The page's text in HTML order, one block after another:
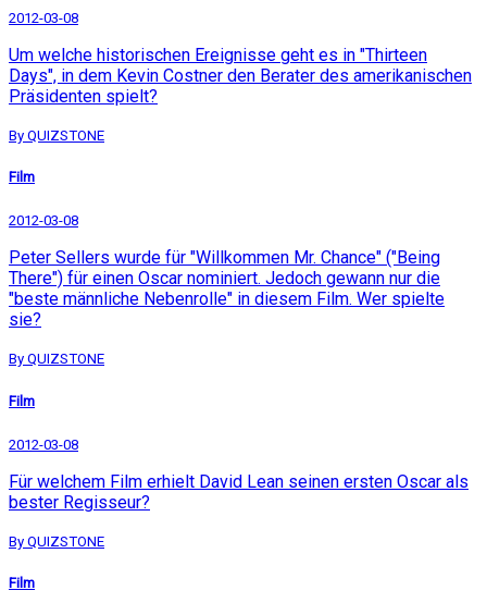
2012-03-08
Um welche historischen Ereignisse geht es in "Thirteen
Days", in dem Kevin Costner den Berater des amerikanischen
Präsidenten spielt?
By QUIZSTONE
Film
2012-03-08
Peter Sellers wurde für "Willkommen Mr. Chance" ("Being
There") für einen Oscar nominiert. Jedoch gewann nur die
"beste männliche Nebenrolle" in diesem Film. Wer spielte
sie?
By QUIZSTONE
Film
2012-03-08
Für welchem Film erhielt David Lean seinen ersten Oscar als
bester Regisseur?
By QUIZSTONE
Film